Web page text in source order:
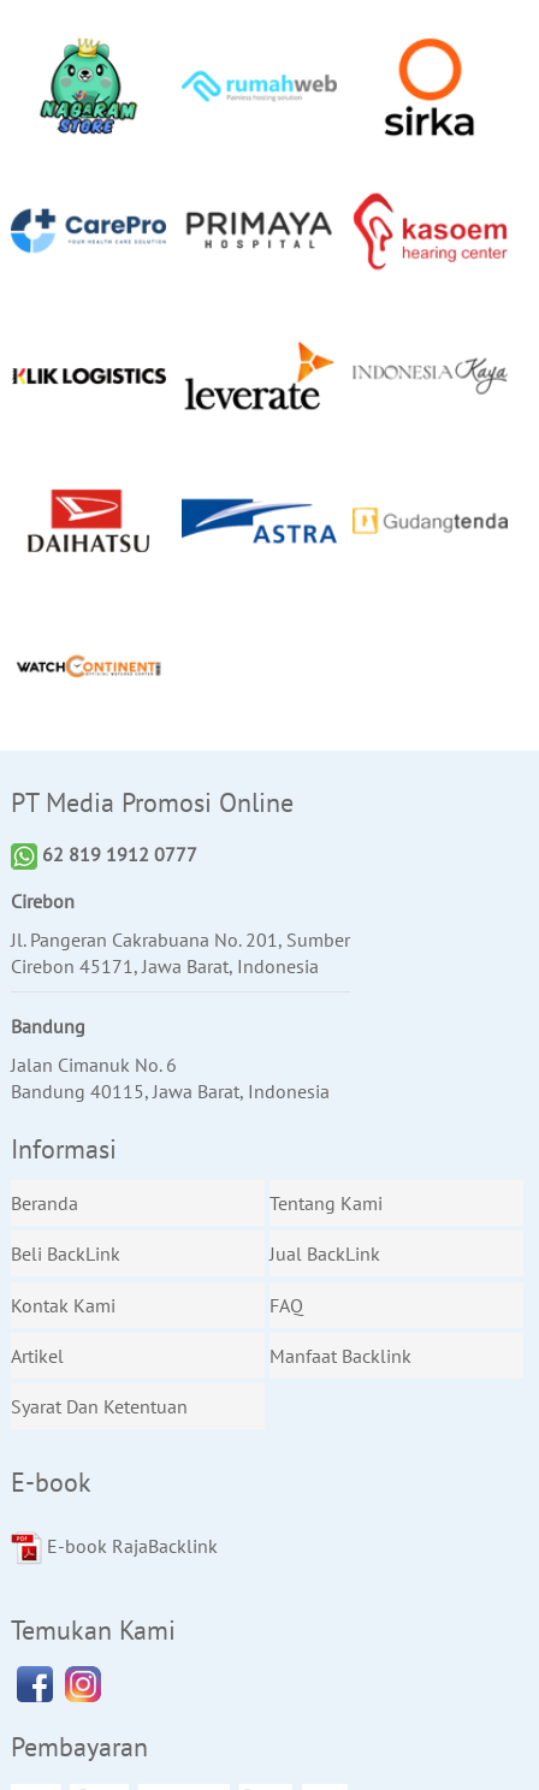
PT Media Promosi Online
62 819 1912 0777
Cirebon
Jl. Pangeran Cakrabuana No. 201, Sumber
Cirebon 45171, Jawa Barat, Indonesia
Bandung
Jalan Cimanuk No. 6
Bandung 40115, Jawa Barat, Indonesia
Informasi
Beranda Tentang Kami
Beli BackLink Jual BackLink
Kontak Kami FAQ
Artikel Manfaat Backlink
Syarat Dan Ketentuan
E-book
E-book RajaBacklink
Temukan Kami
Pembayaran